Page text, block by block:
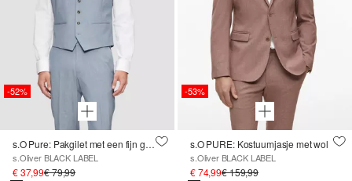
-52%
s.O Pure: Pakgilet met een fijn geweven textuur
s.Oliver BLACK LABEL
€ 37,99€ 79,99
-53%
s.O PURE: Kostuumjasje met wol
s.Oliver BLACK LABEL
€ 74,99€ 159,99